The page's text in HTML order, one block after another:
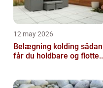
12 may 2026
Belægning kolding sådan
får du holdbare og